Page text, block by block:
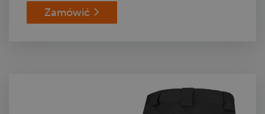
Zamówić